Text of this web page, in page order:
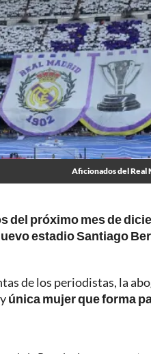
Aficionados del Real
del próximo mes de
estadio Santiago
de los periodistas, la
única mujer que forma